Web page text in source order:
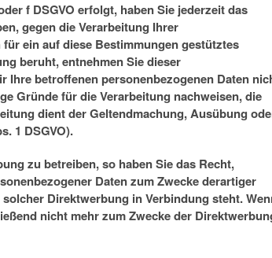
f DSGVO erfolgt, haben Sie jederzeit das
gegen die Verarbeitung Ihrer
ein auf diese Bestimmungen gestütztes
beruht, entnehmen Sie dieser
Ihre betroffenen personenbezogenen Daten
Gründe für die Verarbeitung nachweisen, die
dient der Geltendmachung, Ausübung
1 DSGVO).
zu betreiben, so haben Sie das Recht,
Daten zum Zwecke derartiger
Direktwerbung in Verbindung steht.
nicht mehr zum Zwecke der